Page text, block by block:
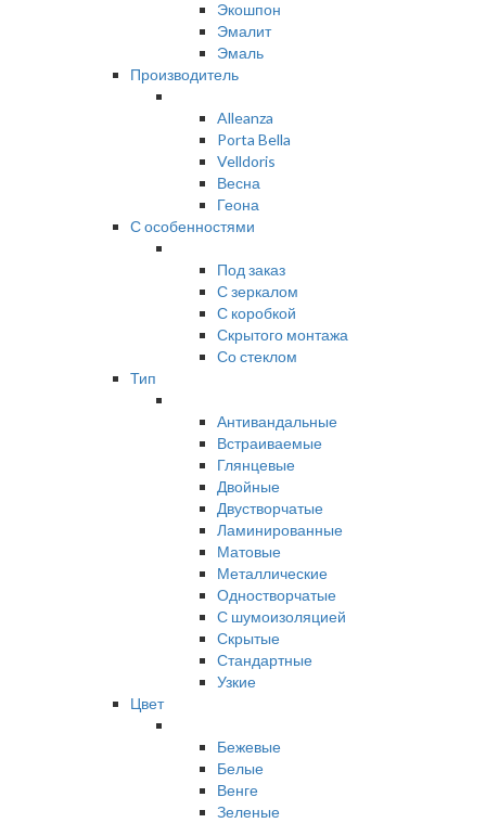
Экошпон
Эмалит
Эмаль
Производитель
Alleanza
Porta Bella
Velldoris
Весна
Геона
С особенностями
Под заказ
С зеркалом
С коробкой
Скрытого монтажа
Со стеклом
Тип
Антивандальные
Встраиваемые
Глянцевые
Двойные
Двустворчатые
Ламинированные
Матовые
Металлические
Одностворчатые
С шумоизоляцией
Скрытые
Стандартные
Узкие
Цвет
Бежевые
Белые
Венге
Зеленые